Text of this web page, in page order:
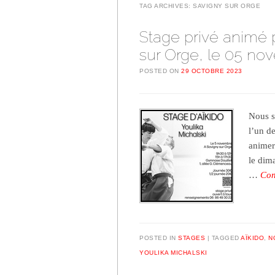
TAG ARCHIVES: SAVIGNY SUR ORGE
Stage privé animé
sur Orge, le 05
POSTED ON 29 OCTOBRE 2023
Nous
l’un
le
…
POSTED IN STAGES TAGGED AÏKIDO
YOULIKA MICHALSKI